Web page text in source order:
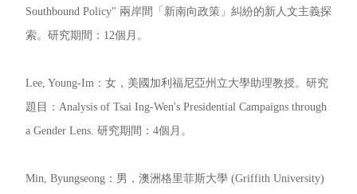
Southbound Policy" 兩岸間「新南向政策」糾紛的新人文主義探
索。研究期間：12個月。
Lee, Young-Im：女，美國加利福尼亞州立大學助理教授。研究
題目：Analysis of Tsai Ing-Wen's Presidential Campaigns through
a Gender Lens. 研究期間：4個月。
Min, Byungseong：男，澳洲格里菲斯大學 (Griffith University)